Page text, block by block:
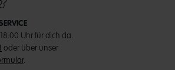
Uhr für dich da.
oder über unser
.